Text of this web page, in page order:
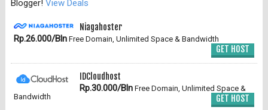
Blogger! View Deals
Niagahoster
Rp.26.000/BlnFree Domain, Unlimited Space & Bandwidth
GET HOST
IDCloudhost
Rp.30.000/BlnFree Domain, Unlimited Space &
Bandwidth
GET HOST